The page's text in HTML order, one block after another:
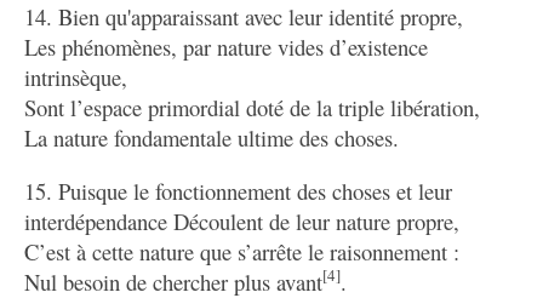
14. Bien qu'apparaissant avec leur identité propre,
Les phénomènes, par nature vides d’existence
intrinsèque,
Sont l’espace primordial doté de la triple libération,
La nature fondamentale ultime des choses.
15. Puisque le fonctionnement des choses et leur
interdépendance Découlent de leur nature propre,
C’est à cette nature que s’arrête le raisonnement :
Nul besoin de chercher plus avant[4].